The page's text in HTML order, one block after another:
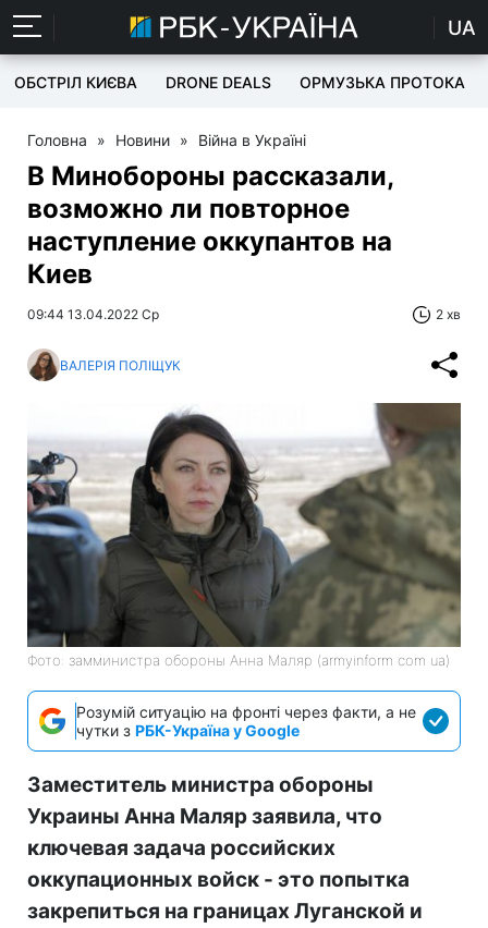
UA
ОБСТРІЛ КИЄВА DRONE DEALS ОРМУЗЬКА ПРОТОКА
Головна » Новини » Війна в Україні
В Минобороны рассказали,
возможно ли повторное
наступление оккупантов на
Киев
09:44 13.04.2022 Ср 2 хв
ВАЛЕРІЯ ПОЛІЩУК
Фото: замминистра обороны Анна Маляр (armyinform com ua)
Розумій ситуацію на фронті через факти, а не
чутки з РБК-Україна у Google
Заместитель министра обороны
Украины Анна Маляр заявила, что
ключевая задача российских
оккупационных войск - это попытка
закрепиться на границах Луганской и